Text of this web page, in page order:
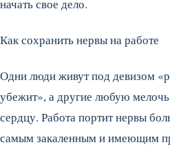
начать свое дело.
Как сохранить нервы на работе
Одни люди живут под девизом
убежит», а другие любую
сердцу. Работа портит нервы
самым закаленным и имеющим